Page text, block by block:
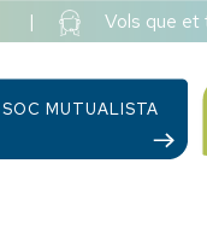
| Vols que et
SOC MUTUALISTA